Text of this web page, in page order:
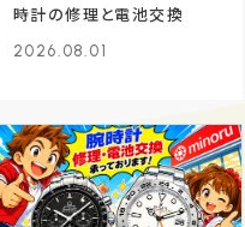
時計の修理と電池交換
2026.08.01